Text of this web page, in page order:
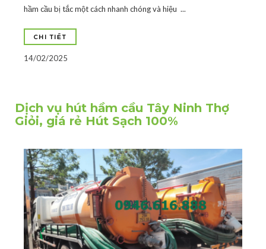
hầm cầu bị tắc một cách nhanh chóng và hiệu ...
CHI TIẾT
14/02/2025
Dịch vụ hút hầm cầu Tây Ninh Thợ
Giỏi, giá rẻ Hút Sạch 100%